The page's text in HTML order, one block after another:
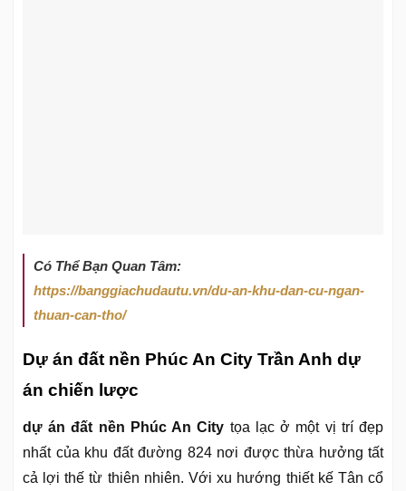
Có Thể Bạn Quan Tâm:
https://banggiachudautu.vn/du-an-khu-dan-cu-ngan-
thuan-can-tho/
Dự án đất nền Phúc An City Trần Anh dự
án chiến lược
dự án đất nền Phúc An City tọa lạc ở một vị trí đẹp
nhất của khu đất đường 824 nơi được thừa hưởng tất
cả lợi thế từ thiên nhiên. Với xu hướng thiết kế Tân cổ